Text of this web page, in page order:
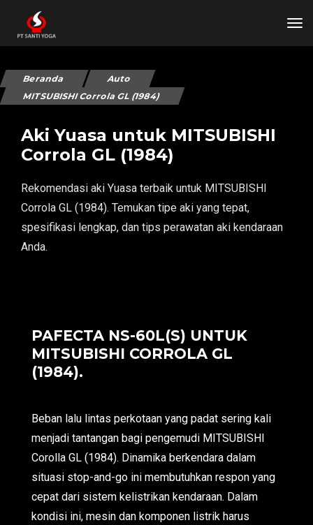
Beranda
Auto
MITSUBISHI Corrola GL (1984)
Aki Yuasa untuk MITSUBISHI
Corrola GL (1984)
Rekomendasi aki Yuasa terbaik untuk MITSUBISHI
Corrola GL (1984). Temukan tipe aki yang tepat,
spesifikasi lengkap, dan tips perawatan aki kendaraan
Anda.
PAFECTA NS-60L(S) UNTUK
MITSUBISHI CORROLA GL
(1984).
Beban lalu lintas perkotaan yang padat sering kali
menjadi tantangan bagi pengemudi MITSUBISHI
Corolla GL (1984). Dinamika berkendara dalam
situasi stop-and-go ini membutuhkan respon yang
cepat dari sistem kelistrikan kendaraan. Dalam
kondisi ini, mesin dan komponen listrik harus